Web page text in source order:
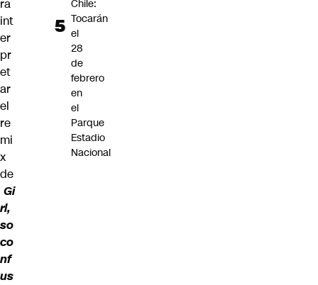
ra
int
er
pr
et
ar
el
re
mi
x
de
Gi
rl,
so
co
nf
us
Chile:
Tocarán
el
28
de
febrero
en
el
Parque
Estadio
Nacional